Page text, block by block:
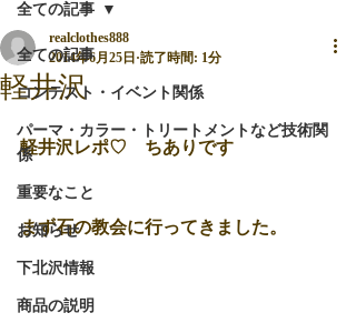
全ての記事
コンテスト・イベント関係
パーマ・カラー・トリートメントなど技術関
係
重要なこと
お知らせ
下北沢情報
商品の説明
全ての記事
軽井沢
realclothes888
2014年6月25日 読了時間: 1分
軽井沢レポ♡　ちありです
まず石の教会に行ってきました。